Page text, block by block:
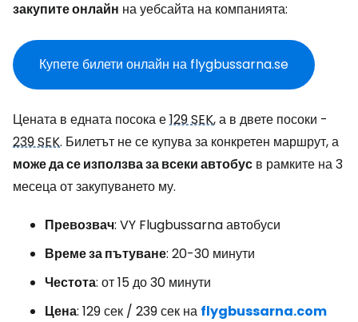
закупите онлайн на уебсайта на компанията:
Купете билети онлайн на flygbussarna.se
Цената в едната посока е129 SEK, а в двете посоки -
239 SEK. Билетът не се купува за конкретен маршрут, а
може да се използва за всеки автобус в рамките на 3
месеца от закупуването му.
Превозвач: VY Flugbussarna автобуси
Време за пътуване: 20-30 минути
Честота: от 15 до 30 минути
Цена: 129 сек / 239 сек на flygbussarna.com